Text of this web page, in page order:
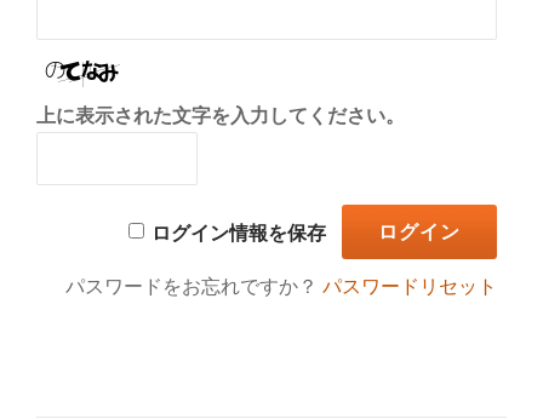
上に表示された文字を入力してください。
ログイン情報を保存
パスワードをお忘れですか？パスワードリセット